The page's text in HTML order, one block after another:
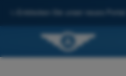
Entdecken Sie unser neues